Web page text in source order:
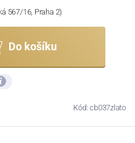
567/16, Praha 2)
Do košíku
Kód: cb037zlato